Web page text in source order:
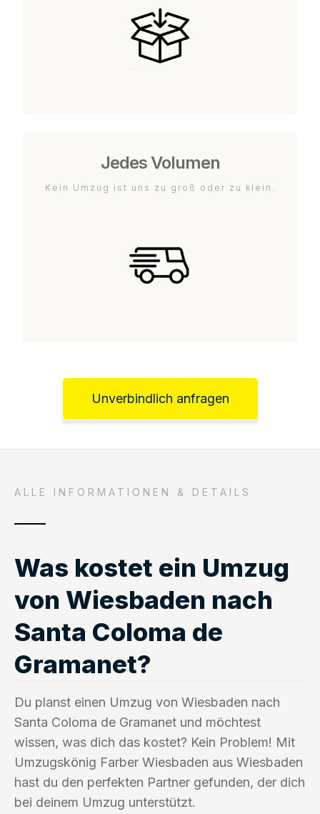
Jedes Volumen
Kein Umzug ist uns zu groß oder zu klein.
Unverbindlich anfragen
ALLE INFORMATIONEN & DETAILS
Was kostet ein Umzug
von Wiesbaden nach
Santa Coloma de
Gramanet?
Du planst einen Umzug von Wiesbaden nach
Santa Coloma de Gramanet und möchtest
wissen, was dich das kostet? Kein Problem! Mit
Umzugskönig Farber Wiesbaden aus Wiesbaden
hast du den perfekten Partner gefunden, der dich
bei deinem Umzug unterstützt.